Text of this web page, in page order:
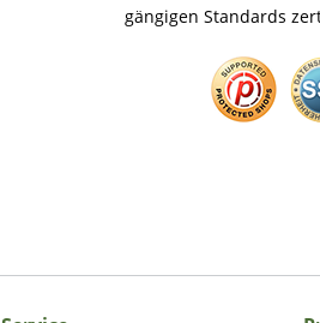
gängigen Standards